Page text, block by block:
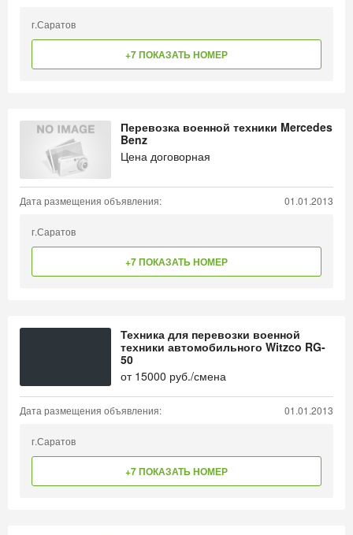
г.Саратов
+7 ПОКАЗАТЬ НОМЕР
Перевозка военной техники Mercedes
Benz
Цена договорная
Дата размещения объявления: 01.01.2013
г.Саратов
+7 ПОКАЗАТЬ НОМЕР
Техника для перевозки военной
техники автомобильного Witzco RG-
50
от 15000 руб./смена
Дата размещения объявления: 01.01.2013
г.Саратов
+7 ПОКАЗАТЬ НОМЕР